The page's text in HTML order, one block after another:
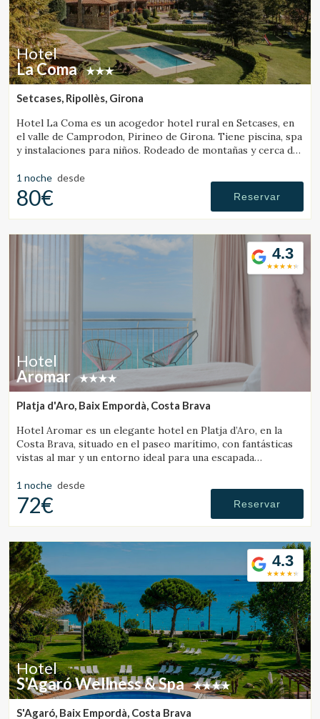
Hotel
La Coma
Setcases, Ripollès, Girona
Hotel La Coma es un acogedor hotel rural en Setcases, en
el valle de Camprodon, Pirineo de Girona. Tiene piscina, spa
y instalaciones para niños. Rodeado de montañas y cerca de
1 noche desde
80€ Reservar
4.3
Hotel
Aromar
Platja d'Aro, Baix Empordà, Costa Brava
Hotel Aromar es un elegante hotel en Platja d’Aro, en la
Costa Brava, situado en el paseo marítimo, con fantásticas
vistas al mar y un entorno ideal para una escapada
1 noche desde
72€ Reservar
4.3
Hotel
S'Agaró Wellness & Spa
S'Agaró, Baix Empordà, Costa Brava